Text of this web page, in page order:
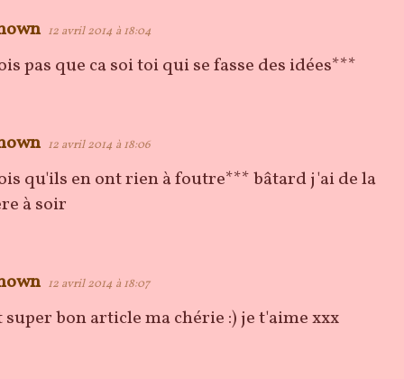
12 avril 2014 à 18:04
pas que ca soi toi qui se fasse des idées***
12 avril 2014 à 18:06
qu'ils en ont rien à foutre*** bâtard j'ai de la
à soir
12 avril 2014 à 18:07
super bon article ma chérie :) je t'aime xxx